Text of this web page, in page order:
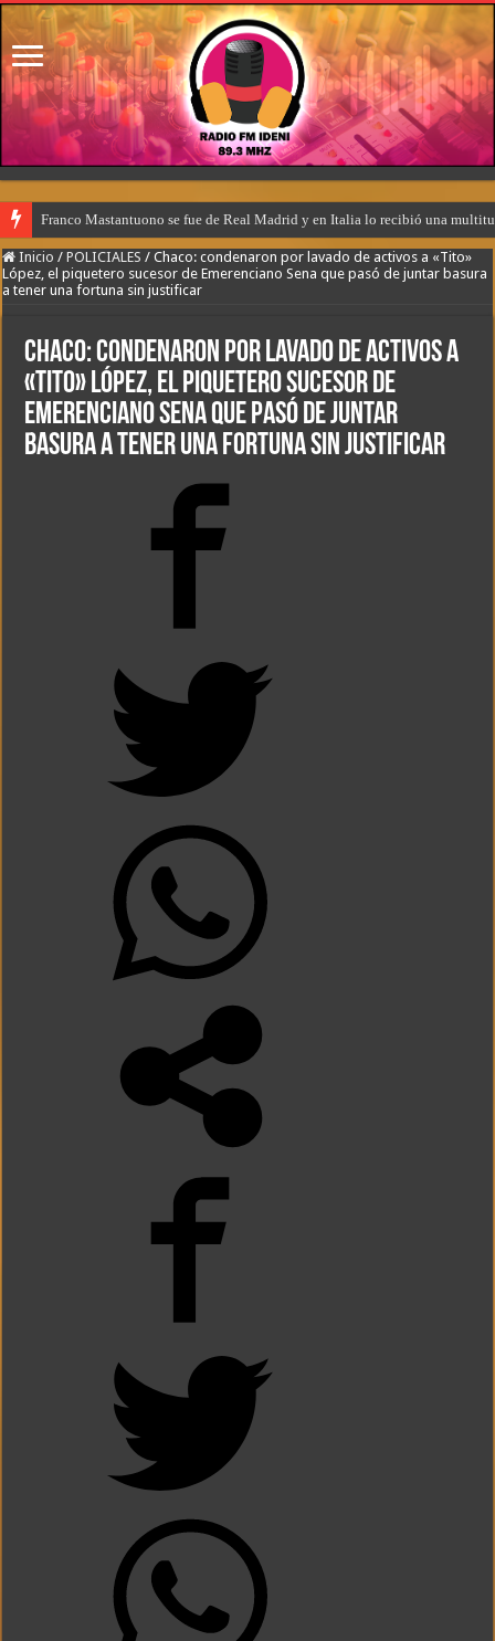
Franco Mastantuono se fue de Real Madrid y en Italia lo recibió una
Inicio / POLICIALES / Chaco: condenaron por lavado de activos a «Tito»
López, el piquetero sucesor de Emerenciano Sena que pasó de juntar basura
a tener una fortuna sin justificar
Chaco: condenaron por lavado de activos a
«Tito» López, el piquetero sucesor de
Emerenciano Sena que pasó de juntar
basura a tener una fortuna sin justificar